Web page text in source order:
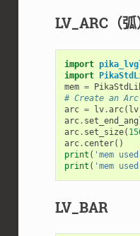
LV_ARC（弧
import
import
mem =
# Create an Arc
arc = lv.arc( lv
arc.
arc. set_size(
arc. center()
print ( 'mem
print ( 'mem
LV_BAR